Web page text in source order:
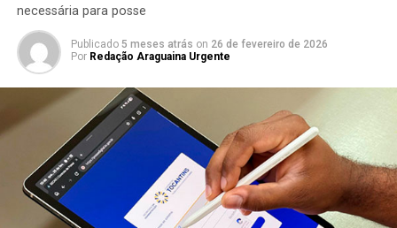
necessária para posse
Publicado 5 meses atrás on 26 de fevereiro de 2026
Por Redação Araguaina Urgente